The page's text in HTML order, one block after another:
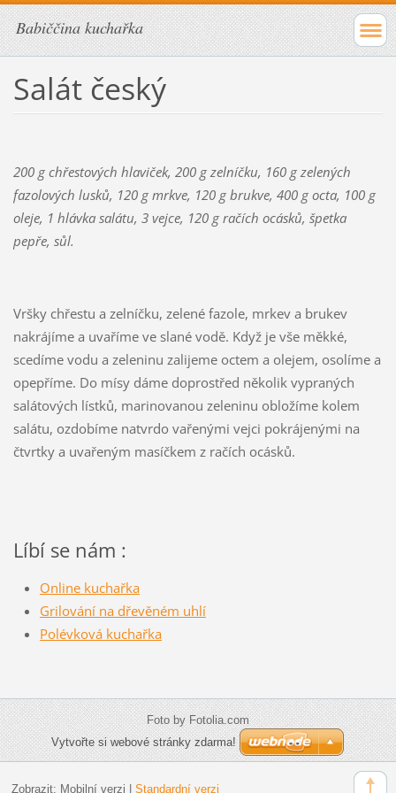
Babiččina kuchařka
Salát český
200 g chřestových hlaviček, 200 g zelníčku, 160 g zelených
fazolových lusků, 120 g mrkve, 120 g brukve, 400 g octa, 100 g
oleje, 1 hlávka salátu, 3 vejce, 120 g račích ocásků, špetka
pepře, sůl.
Vršky chřestu a zelníčku, zelené fazole, mrkev a brukev
nakrájíme a uvaříme ve slané vodě. Když je vše měkké,
scedíme vodu a zeleninu zalijeme octem a olejem, osolíme a
opepříme. Do mísy dáme doprostřed několik vypraných
salátových lístků, marinovanou zeleninu obložíme kolem
salátu, ozdobíme natvrdo vařenými vejci pokrájenými na
čtvrtky a uvařeným masíčkem z račích ocásků.
Líbí se nám :
Online kuchařka
Grilování na dřevěném uhlí
Polévková kuchařka
Foto by Fotolia.com
Vytvořte si webové stránky zdarma!
Zobrazit: Mobilní verzi Standardní verzi